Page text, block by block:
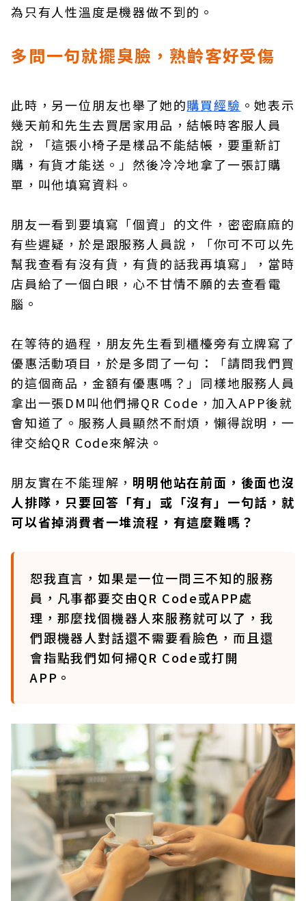
為只有人性溫度是機器做不到的。
多問一句就擺臭臉，熟齡客好受傷
此時，另一位朋友也舉了她的購買經驗 。她表示
幾天前和先生去買居家用品，結帳時客服人員
說，「這張小椅子是樣品不能結帳，要重新訂
購，有貨才能送。」然後冷冷地拿了一張訂購
單，叫他填寫資料。
朋友一看到要填寫「個資」的文件，密密麻麻的
有些遲疑，於是跟服務人員說，「你可不可以先
幫我查看有沒有貨，有貨的話我再填寫」，當時
店員給了一個白眼，心不甘情不願的去查看電
腦。
在等待的過程，朋友先生看到櫃檯旁有立牌寫了
優惠活動項目，於是多問了一句：「請問我們買
的這個商品，金額有優惠嗎？」同樣地服務人員
拿出一張DM叫他們掃QR Code，加入APP後就
會知道了。服務人員顯然不耐煩，懶得說明，一
律交給QR Code來解決。
朋友實在不能理解， 明明他站在前面，後面也沒
人排隊，只要回答「有」或「沒有」一句話，就
可以省掉消費者一堆流程，有這麼難嗎？
恕我直言，如果是一位一問三不知的服務
員，凡事都要交由QR Code或APP處
理，那麼找個機器人來服務就可以了，我
們跟機器人對話還不需要看臉色，而且還
會指點我們如何掃QR Code或打開
APP。